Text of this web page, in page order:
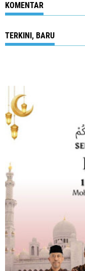
Bendera Merah
KOMENTAR
TERKINI, BARU